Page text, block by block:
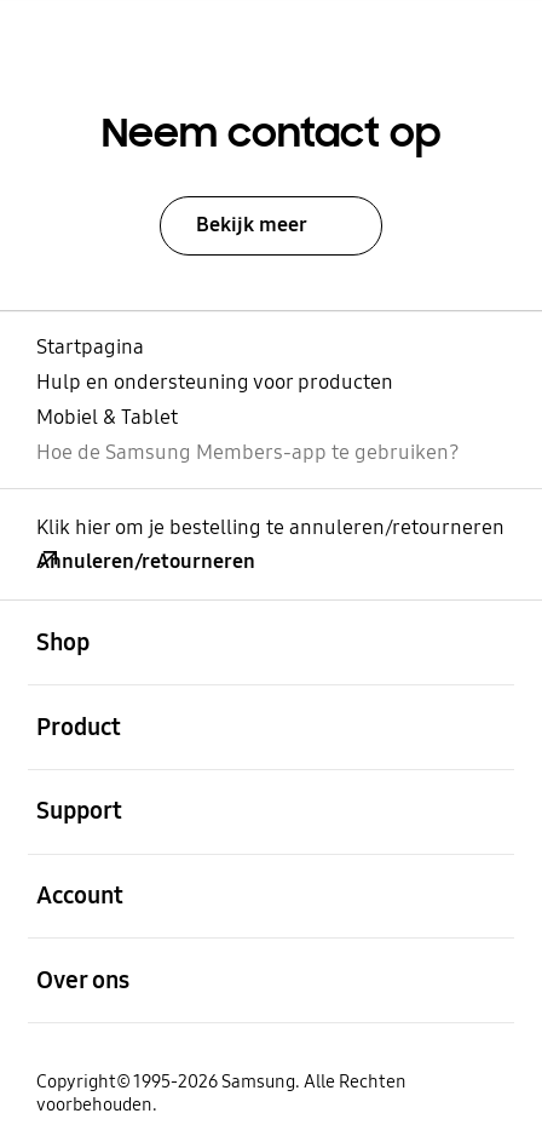
Neem contact op
Bekijk meer
Startpagina
Hulp en ondersteuning voor producten
Mobiel & Tablet
Hoe de Samsung Members-app te gebruiken?
Klik hier om je bestelling te annuleren/retourneren
Annuleren/retourneren
Shop
Product
Support
Account
Over ons
Copyright© 1995-2026 Samsung. Alle Rechten
voorbehouden.